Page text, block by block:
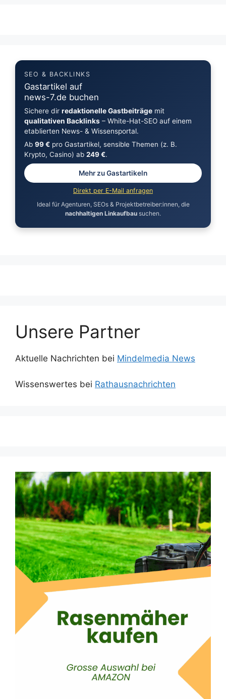
SEO & BACKLINKS
Gastartikel auf
news-7.de buchen
Sichere dir redaktionelle Gastbeiträgemit
qualitativen Backlinks– White-Hat-SEO auf einem
etablierten News- & Wissensportal.
Ab 99 €pro Gastartikel, sensible Themen (z. B.
Krypto, Casino) ab 249 €.
Mehr zu Gastartikeln
Direkt per E-Mail anfragen
Ideal für Agenturen, SEOs & Projektbetreiber:innen, die
nachhaltigen Linkaufbau suchen.
Unsere Partner
Aktuelle Nachrichten bei Mindelmedia News
Wissenswertes bei Rathausnachrichten